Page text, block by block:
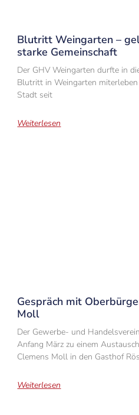
Blutritt Weingarten –
starke Gemeinschaft
Der GHV Weingarten durfte in
Blutritt in Weingarten
Stadt seit
Weiterlesen
Gespräch mit
Moll
Der Gewerbe- und
Anfang März zu einem
Clemens Moll in den Gasthof
Weiterlesen